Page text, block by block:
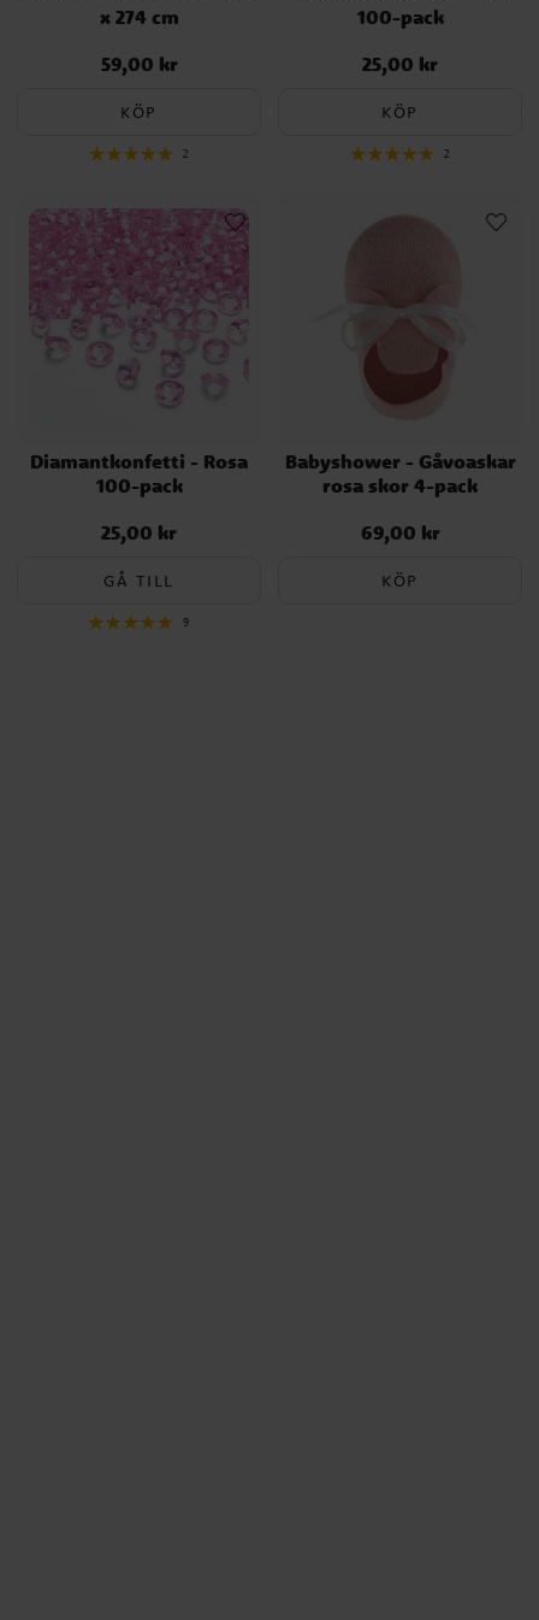
x 274 cm
Pris:59,00 kr
59,00 kr
KÖP
2
100-pack
Pris:25,00 kr
25,00 kr
KÖP
2
Diamantkonfetti - Rosa
100-pack
Pris:25,00 kr
25,00 kr
GÅ TILL
9
Babyshower - Gåvoaskar
rosa skor 4-pack
Pris:69,00 kr
69,00 kr
KÖP